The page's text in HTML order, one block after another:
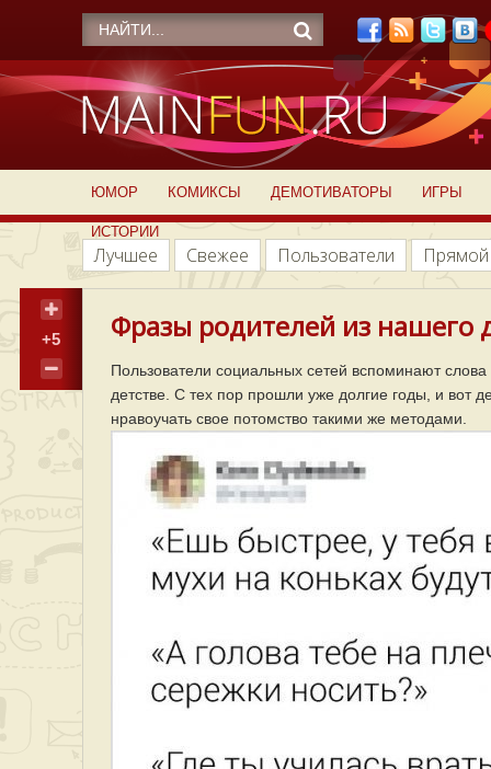
ЮМОР КОМИКСЫ ДЕМОТИВАТОРЫ ИГРЫ
ИСТОРИИ
Лучшее Свежее Пользователи
+5 Фразы родителей из нашего
Пользователи социальных сетей вспоминают
детстве. С тех пор прошли уже долгие годы, и вот
нравоучать свое потомство такими же методами.